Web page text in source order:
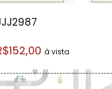
á vista